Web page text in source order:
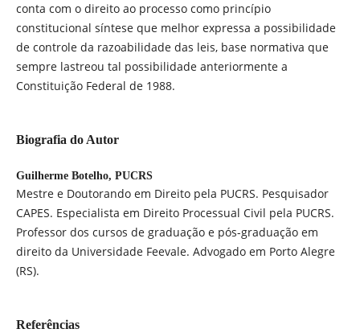
conta com o direito ao processo como princípio
constitucional síntese que melhor expressa a possibilidade
de controle da razoabilidade das leis, base normativa que
sempre lastreou tal possibilidade anteriormente a
Constituição Federal de 1988.
Biografia do Autor
Guilherme Botelho, PUCRS
Mestre e Doutorando em Direito pela PUCRS. Pesquisador
CAPES. Especialista em Direito Processual Civil pela PUCRS.
Professor dos cursos de graduação e pós-graduação em
direito da Universidade Feevale. Advogado em Porto Alegre
(RS).
Referências